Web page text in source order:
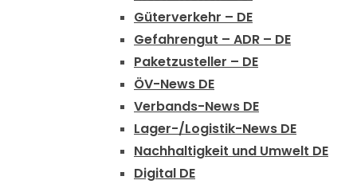
Güterverkehr – DE
Gefahrengut – ADR – DE
Paketzusteller – DE
ÖV-News DE
Verbands-News DE
Lager-/Logistik-News DE
Nachhaltigkeit und Umwelt DE
Digital DE